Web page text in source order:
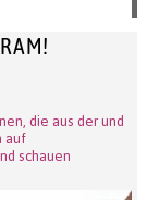
die aus der und
auf
schauen